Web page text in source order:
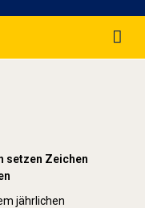
setzen Zeichen
jährlichen